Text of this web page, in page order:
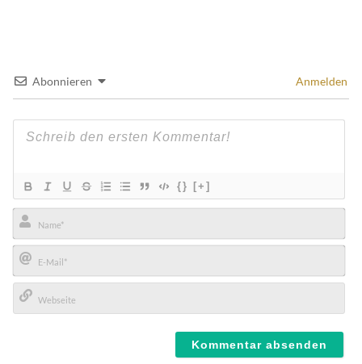
Abonnieren Anmelden
{} [+]
Name*
E-
Mail*